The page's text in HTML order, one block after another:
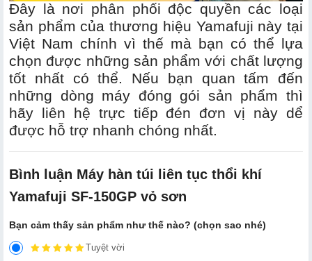
Đây là nơi phân phối độc quyền các loại
sản phẩm của thương hiệu Yamafuji này tại
Việt Nam chính vì thế mà bạn có thể lựa
chọn được những sản phẩm với chất lượng
tốt nhất có thể. Nếu bạn quan tấm đến
những dòng máy đóng gói sản phẩm thì
hãy liên hệ trực tiếp đén đơn vị này dể
được hỗ trợ nhanh chóng nhất.
Bình luận Máy hàn túi liên tục thổi khí
Yamafuji SF-150GP vỏ sơn
Bạn cảm thấy sản phẩm như thế nào? (chọn sao nhé)
Tuyệt vời